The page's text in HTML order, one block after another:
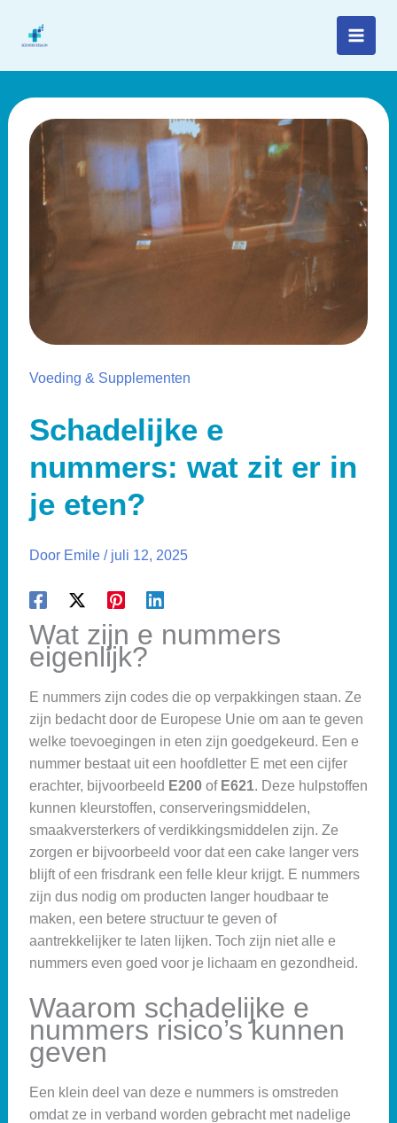
Voeding & Supplementen
Schadelijke e
nummers: wat zit er in
je eten?
Door Emile / juli 12, 2025
Wat zijn e nummers
eigenlijk?
E nummers zijn codes die op verpakkingen staan. Ze
zijn bedacht door de Europese Unie om aan te geven
welke toevoegingen in eten zijn goedgekeurd. Een e
nummer bestaat uit een hoofdletter E met een cijfer
erachter, bijvoorbeeld E200of E621. Deze hulpstoffen
kunnen kleurstoffen, conserveringsmiddelen,
smaakversterkers of verdikkingsmiddelen zijn. Ze
zorgen er bijvoorbeeld voor dat een cake langer vers
blijft of een frisdrank een felle kleur krijgt. E nummers
zijn dus nodig om producten langer houdbaar te
maken, een betere structuur te geven of
aantrekkelijker te laten lijken. Toch zijn niet alle e
nummers even goed voor je lichaam en gezondheid.
Waarom schadelijke e
nummers risico’s kunnen
geven
Een klein deel van deze e nummers is omstreden
omdat ze in verband worden gebracht met nadelige